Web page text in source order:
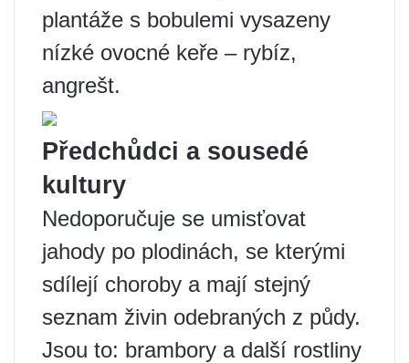
plantáže s bobulemi vysazeny
nízké ovocné keře – rybíz,
angrešt.
Předchůdci a sousedé
kultury
Nedoporučuje se umisťovat
jahody po plodinách, se kterými
sdílejí choroby a mají stejný
seznam živin odebraných z půdy.
Jsou to: brambory a další rostliny